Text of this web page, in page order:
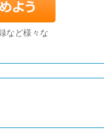
など様々な